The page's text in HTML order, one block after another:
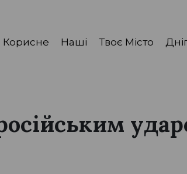
Корисне Наші Твоє Місто